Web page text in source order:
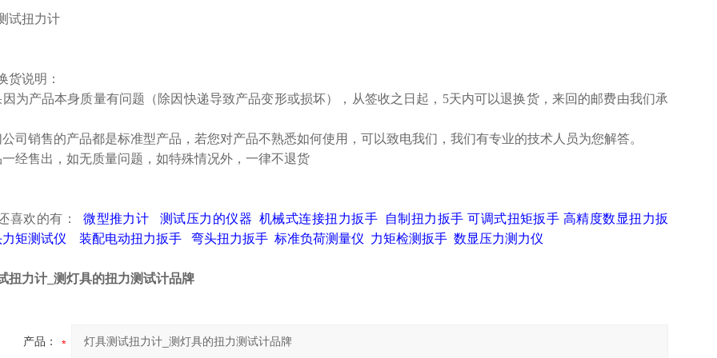
货说明：
因为产品本身质量有问题（除因快递导致产品变形或损坏），从签收之日起，5天内可以退换货，来回的邮费由我们承
司销售的产品都是标准型产品，若您对产品不熟悉如何使用，可以致电我们，我们有专业的技术人员为您解答。
经售出，如无质量问题，如特殊情况外，一律不退货
喜欢的有： 微型推力计 测试压力的仪器 机械式连接扭力扳手 自制扭力扳手 可调式扭矩扳手 高精度数显扭力扳
矩测试仪
装配电动扭力扳手 弯头扭力扳手 标准负荷测量仪 力矩检测扳手 数显压力测力仪
扭力计_测灯具的扭力测试计品牌
产品：